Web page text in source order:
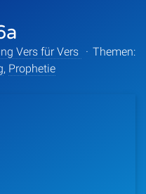
Vers für Vers · Themen:
, Prophetie
Sprecher